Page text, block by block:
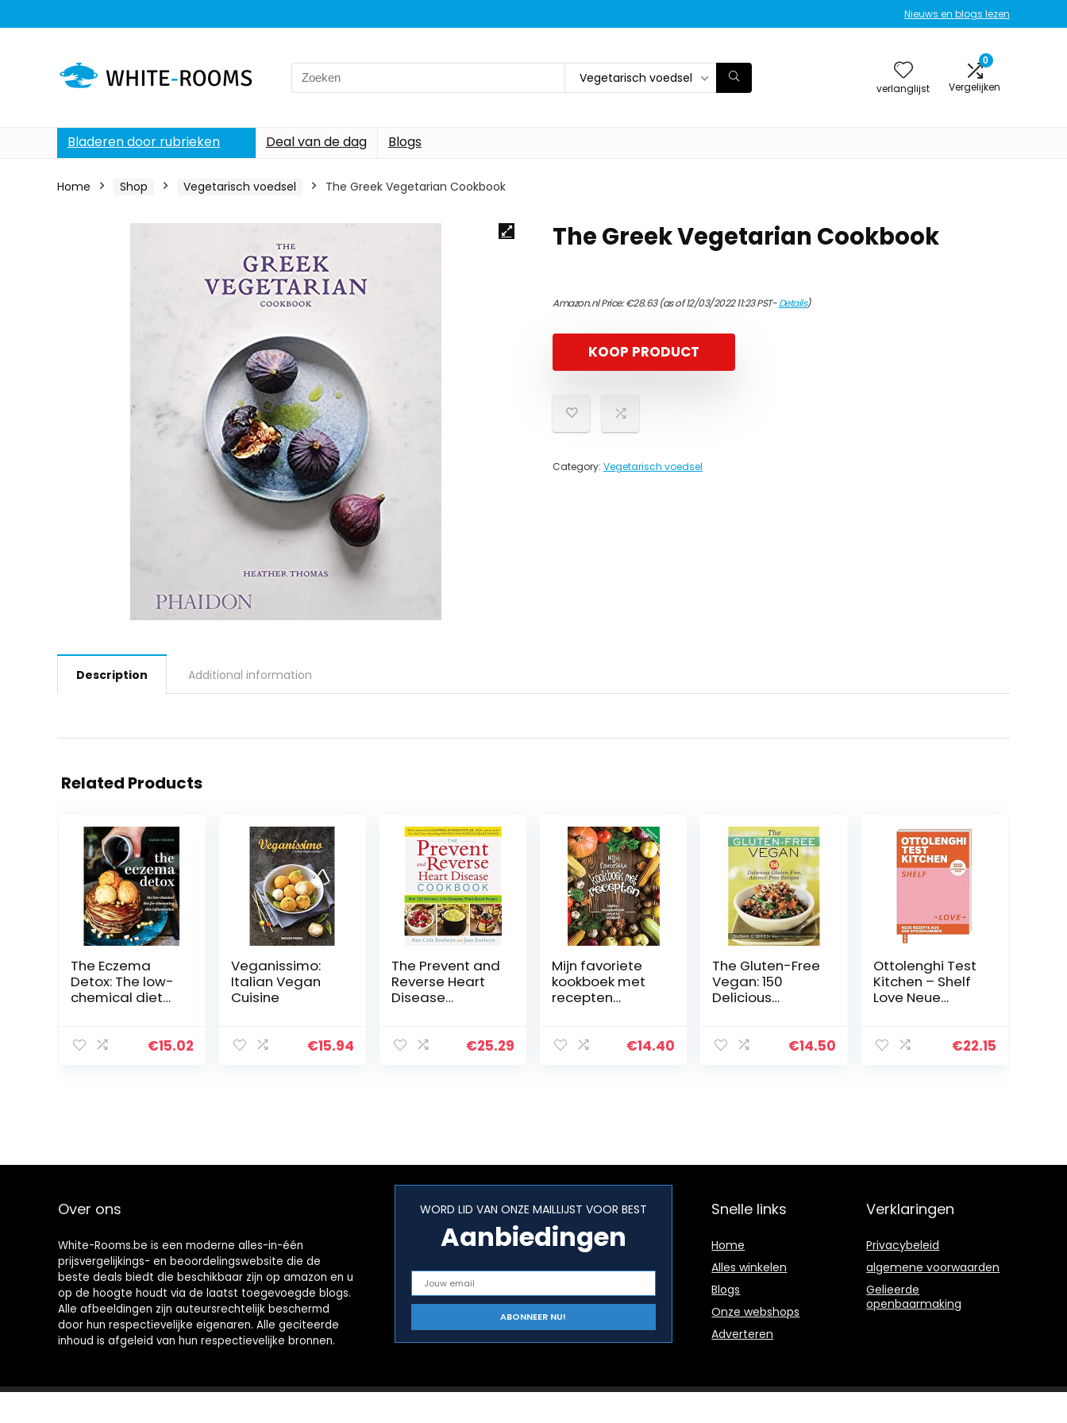
Nieuws en blogs lezen
Search
for:
Vegetarisch voedsel
verlanglijst
0
Vergelijken
Bladeren door rubrieken Deal van de dag Blogs
Home Shop Vegetarisch voedsel The Greek Vegetarian Cookbook
The Greek Vegetarian Cookbook
Amazon.nl Price:€28.63(as of 12/03/2022 11:23 PST-Details)
KOOP PRODUCT
Category: Vegetarisch voedsel
Description Additional information
Related Products
The Eczema
Detox: The low-
chemical diet
inflammation
€15.02
Veganissimo:
Italian Vegan
Cuisine
€15.94
The Prevent and
Reverse Heart
Disease
Life-Changing,
€25.29
Mijn favoriete
kookboek met
recepten
receptenboek
€14.40
The Gluten-Free
Vegan: 150
Delicious
Recipes
€14.50
Ottolenghi Test
Kitchen – Shelf
Love Neue
Einfach kochen,
€22.15
Over ons
White-Rooms.be is een moderne alles-in-één
prijsvergelijkings- en beoordelingswebsite die de
beste deals biedt die beschikbaar zijn op amazon en u
op de hoogte houdt via de laatst toegevoegde blogs.
Alle afbeeldingen zijn auteursrechtelijk beschermd
door hun respectievelijke eigenaren. Alle geciteerde
inhoud is afgeleid van hun respectievelijke bronnen.
WORD LID VAN ONZE MAILLIJST VOOR BEST
Aanbiedingen
Snelle links
Home
Alles winkelen
Blogs
Onze webshops
Adverteren
Verklaringen
Privacybeleid
algemene voorwaarden
Gelieerde
openbaarmaking